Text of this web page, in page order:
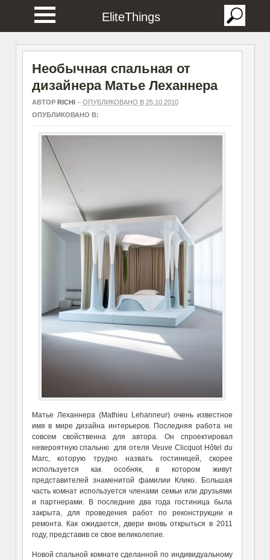
EliteThings
Необычная спальная от
дизайнера Матье Леханнера
АВТОР RICHI– ОПУБЛИКОВАНО В 25.10.2010
ОПУБЛИКОВАНО В:
Матье Леханнера (Mathieu Lehanneur) очень известное
имя в мире дизайна интерьеров. Последняя работа не
совсем свойственна для автора. Он спроектировал
невероятную спальню для отеля Veuve Clicquot Hôtel du
Marc, которую трудно назвать гостиницей, скорее
используется как особняк, в котором живут
представителей знаменитой фамилии Клико. Большая
часть комнат используется членами семьи или друзьями
и партнерами. В последние два года гостиница была
закрыта, для проведения работ по реконструкции и
ремонта. Как ожидается, двери вновь открыться в 2011
году, представив се свое великолепие.
Новой спальной комнате сделанной по индивидуальному